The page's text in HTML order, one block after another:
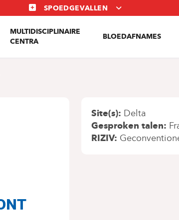
SPOEDGEVALLEN
MULTIDISCIPLINAIRE
CENTRA
BLOEDAFNAMES
Site(s) Delta
Gesproken talen
RIZIV